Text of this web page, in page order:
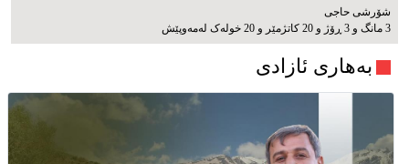
شۆرشی حاجی
3 مانگ و 3 ڕۆژ و 20 کاتژمێر و 20 خوله‌ک له‌مه‌وپێش‌
بەهاری ئازادی